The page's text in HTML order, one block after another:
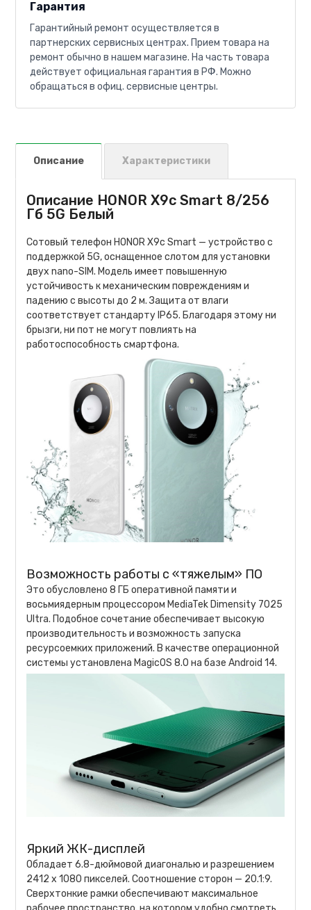
Гарантия
Гарантийный ремонт осуществляется в
партнерских сервисных центрах. Прием товара на
ремонт обычно в нашем магазине. На часть товара
действует официальная гарантия в РФ. Можно
обращаться в офиц. сервисные центры.
Описание Характеристики
Описание HONOR X9c Smart 8/256
Гб 5G Белый
Сотовый телефон HONOR X9c Smart — устройство с
поддержкой 5G, оснащенное слотом для установки
двух nano-SIM. Модель имеет повышенную
устойчивость к механическим повреждениям и
падению с высоты до 2 м. Защита от влаги
соответствует стандарту IP65. Благодаря этому ни
брызги, ни пот не могут повлиять на
работоспособность смартфона.
Возможность работы с «тяжелым» ПО
Это обусловлено 8 ГБ оперативной памяти и
восьмиядерным процессором MediaTek Dimensity 7025
Ultra. Подобное сочетание обеспечивает высокую
производительность и возможность запуска
ресурсоемких приложений. В качестве операционной
системы установлена MagicOS 8.0 на базе Android 14.
Яркий ЖК-дисплей
Обладает 6.8-дюймовой диагональю и разрешением
2412 х 1080 пикселей. Соотношение сторон — 20.1:9.
Сверхтонкие рамки обеспечивают максимальное